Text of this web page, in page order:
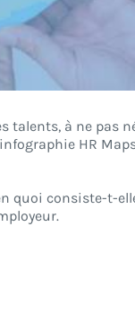
à ne pas
HR
quoi consiste-t-